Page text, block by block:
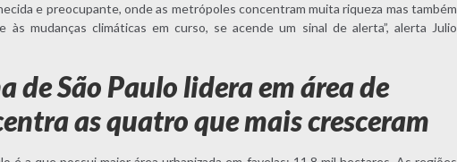
e preocupante, onde as metrópoles concentram muita riqueza mas também
mudanças climáticas em curso, se acende um sinal de alerta”, alerta Julio
de São Paulo lidera em área de
as quatro que mais cresceram